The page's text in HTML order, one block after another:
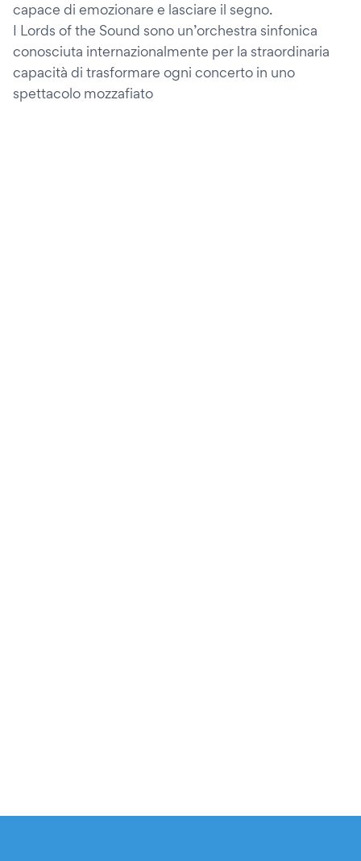
capace di emozionare e lasciare il segno.
I Lords of the Sound sono un’orchestra sinfonica
conosciuta internazionalmente per la straordinaria
capacità di trasformare ogni concerto in uno
spettacolo mozzafiato